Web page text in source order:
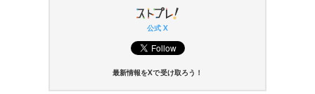
公式 X
最新情報をXで受け取ろう！